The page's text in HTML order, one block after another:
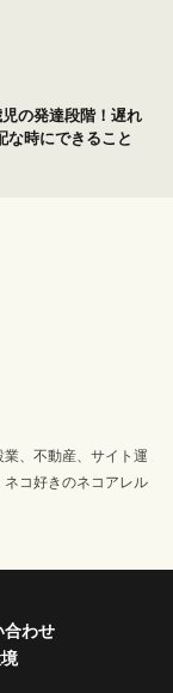
の発達段階！遅れ
な時にできること
、不動産、サイト運
コ好きのネコアレル
合わせ